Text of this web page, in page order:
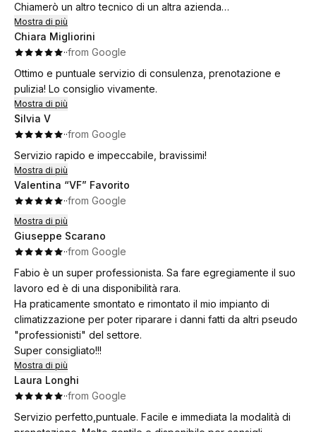
Chiamerò un altro tecnico di un altra azienda
Mai più
Mostra di più
Chiara Migliorini
··from Google
Ottimo e puntuale servizio di consulenza, prenotazione e
pulizia! Lo consiglio vivamente.
Mostra di più
Silvia V
··from Google
Servizio rapido e impeccabile, bravissimi!
Mostra di più
Valentina “VF” Favorito
··from Google
Mostra di più
Giuseppe Scarano
··from Google
Fabio è un super professionista. Sa fare egregiamente il suo
lavoro ed è di una disponibilità rara.
Ha praticamente smontato e rimontato il mio impianto di
climatizzazione per poter riparare i danni fatti da altri pseudo
"professionisti" del settore.
Super consigliato!!!
Mostra di più
Laura Longhi
··from Google
Servizio perfetto,puntuale. Facile e immediata la modalità di